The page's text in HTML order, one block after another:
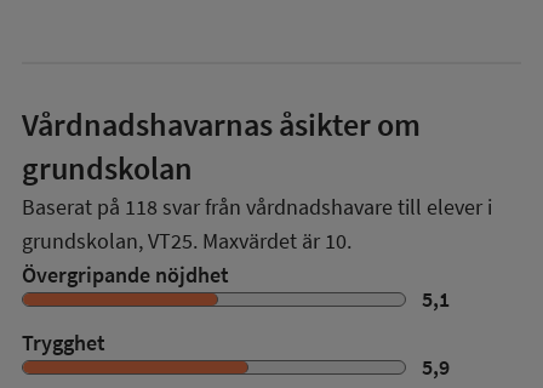
Vårdnadshavarnas åsikter om
grundskolan
Baserat på 118 svar från vårdnadshavare till elever i
grundskolan,VT25. Maxvärdet är 10.
Övergripande nöjdhet
5,1
Trygghet
5,9